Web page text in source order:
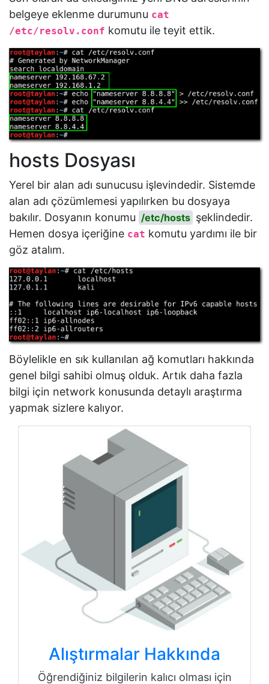
belgeye eklenme durumunu cat
/etc/resolv.conf komutu ile teyit ettik.
hosts Dosyası
Yerel bir alan adı sunucusu işlevindedir. Sistemde
alan adı çözümlemesi yapılırken bu dosyaya
bakılır. Dosyanın konumu /etc/hosts şeklindedir.
Hemen dosya içeriğine cat komutu yardımı ile bir
göz atalım.
Böylelikle en sık kullanılan ağ komutları hakkında
genel bilgi sahibi olmuş olduk. Artık daha fazla
bilgi için network konusunda detaylı araştırma
yapmak sizlere kalıyor.
Alıştırmalar Hakkında
Öğrendiğiniz bilgilerin kalıcı olması için